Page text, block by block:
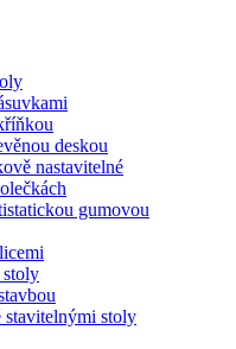
deskou
nastavitelné
gumovou
stoly
stoly